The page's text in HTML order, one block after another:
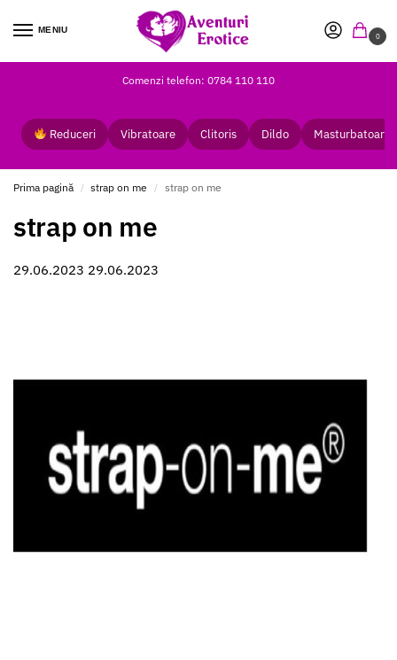
MENIU
0
Comenzi telefon: 0784 110 110
Reduceri Vibratoare Clitoris Dildo Masturbatoare
Prima pagină / strap on me / strap on me
strap on me
29.06.2023 29.06.2023